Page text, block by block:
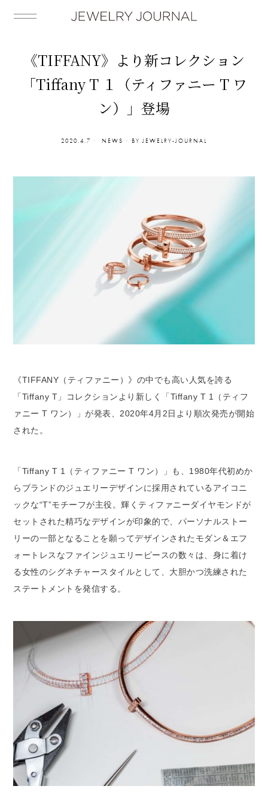
《TIFFANY》より新コレクション
「Tiffany T １（ティファニー T ワ
ン）」登場
2020.4.7 NEWS BY JEWELRY-JOURNAL
《TIFFANY（ティファニー）》の中でも高い人気を誇る
「Tiffany T」コレクションより新しく「Tiffany T 1（ティフ
ァニー T ワン）」が発表、2020年4月2日より順次発売が開始
された。
「Tiffany T 1（ティファニー T ワン）」も、1980年代初めか
らブランドのジュエリーデザインに採用されているアイコニ
ックな“T”モチーフが主役。輝くティファニーダイヤモンドが
セットされた精巧なデザインが印象的で、パーソナルストー
リーの一部となることを願ってデザインされたモダン＆エフ
ォートレスなファインジュエリーピースの数々は、身に着け
る女性のシグネチャースタイルとして、大胆かつ洗練された
ステートメントを発信する。